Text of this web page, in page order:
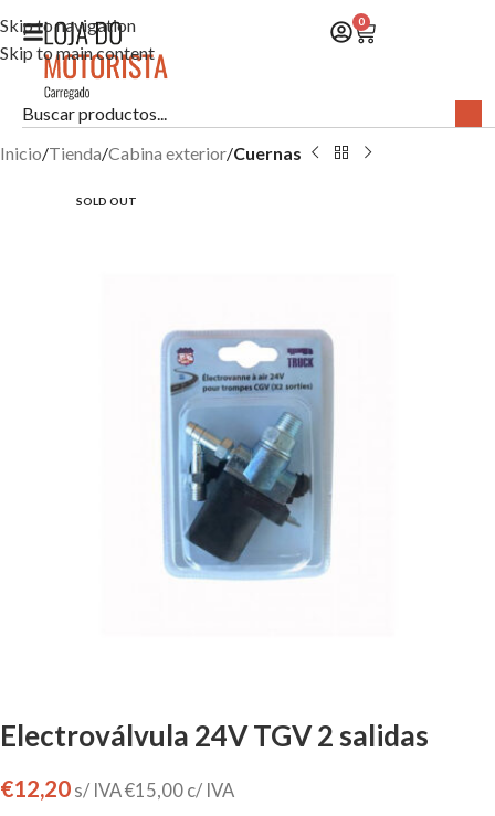
Skip to navigation
Skip to main content
0
Inicio Tienda Cabina exterior Cuernas
SOLD OUT
Electroválvula 24V TGV 2 salidas
€12,20 s/ IVA€15,00 c/ IVA